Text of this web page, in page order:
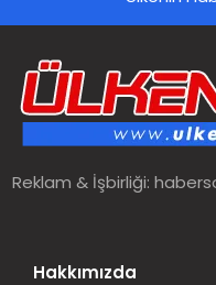
TEKNOLOJI
Reklam & İşbirliği:
Hakkımızda